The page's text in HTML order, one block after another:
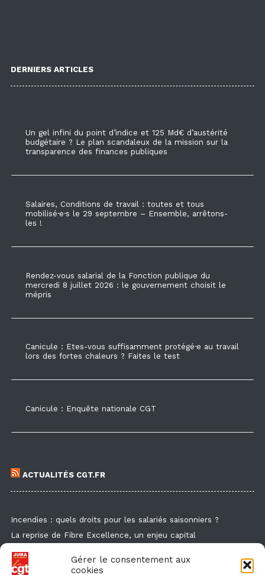
Gérer le consentement aux
cookies
DERNIERS ARTICLES
Un gel infini du point d’indice et 125 Md€ d’austérité
budgétaire ? Le plan scandaleux de la mission sur la
transparence des finances publiques
Salaires, Conditions de travail : toutes et tous
mobilisé·e·s le 29 septembre – Ensemble, arrêtons-
les !
Rendez-vous salarial de la Fonction publique du
mercredi 8 juillet 2026 : le gouvernement choisit le
mépris
Canicule : Etes-vous suffisamment protégé·e au travail
lors des fortes chaleurs ? Faites le test
Canicule : Enquête nationale CGT
ACTUALITÉS CGT.FR
Incendies : quels droits pour les salariés saisonniers ?
La reprise de Fibre Excellence, un enjeu capital
Guide de la formation syndicale
Formation syndicale : les affiches